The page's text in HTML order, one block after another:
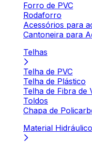
Forro de PVC
Rodaforro
Acessórios para
Cantoneira para
Telhas
Telha de PVC
Telha de Plástico
Telha de Fibra de
Toldos
Chapa de
Material Hidráulico